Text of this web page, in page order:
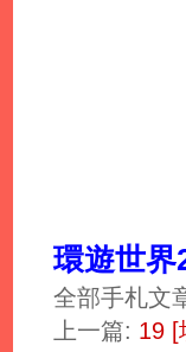
環遊世界
全部手札文
上一篇: 19 [